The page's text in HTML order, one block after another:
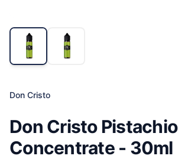
Don Cristo
Don Cristo Pistachio
Concentrate - 30ml